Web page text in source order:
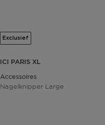
Exclusief
ICI PARIS XL
Accessoires
Nagelknipper Large